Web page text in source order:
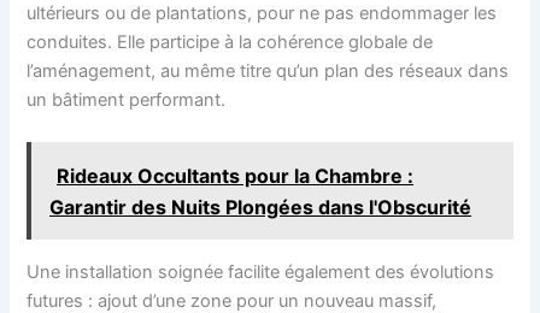
ultérieurs ou de plantations, pour ne pas endommager les
conduites. Elle participe à la cohérence globale de
l’aménagement, au même titre qu’un plan des réseaux dans
un bâtiment performant.
Rideaux Occultants pour la Chambre :
Garantir des Nuits Plongées dans l'Obscurité
Une installation soignée facilite également des évolutions
futures : ajout d’une zone pour un nouveau massif,